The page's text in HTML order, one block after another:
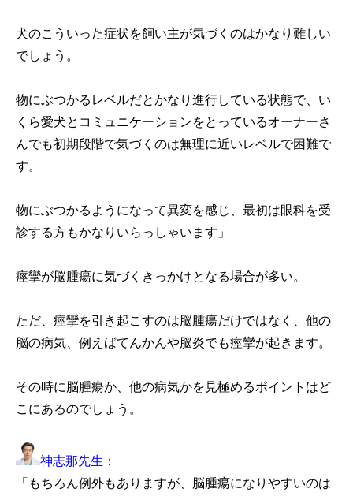
犬のこういった症状を飼い主が気づくのはかなり難しい
でしょう。
物にぶつかるレベルだとかなり進行している状態で、い
くら愛犬とコミュニケーションをとっているオーナーさ
んでも初期段階で気づくのは無理に近いレベルで困難で
す。
物にぶつかるようになって異変を感じ、最初は眼科を受
診する方もかなりいらっしゃいます」
痙攣が脳腫瘍に気づくきっかけとなる場合が多い。
ただ、痙攣を引き起こすのは脳腫瘍だけではなく、他の
脳の病気、例えばてんかんや脳炎でも痙攣が起きます。
その時に脳腫瘍か、他の病気かを見極めるポイントはど
こにあるのでしょう。
神志那先生：
「もちろん例外もありますが、脳腫瘍になりやすいのは